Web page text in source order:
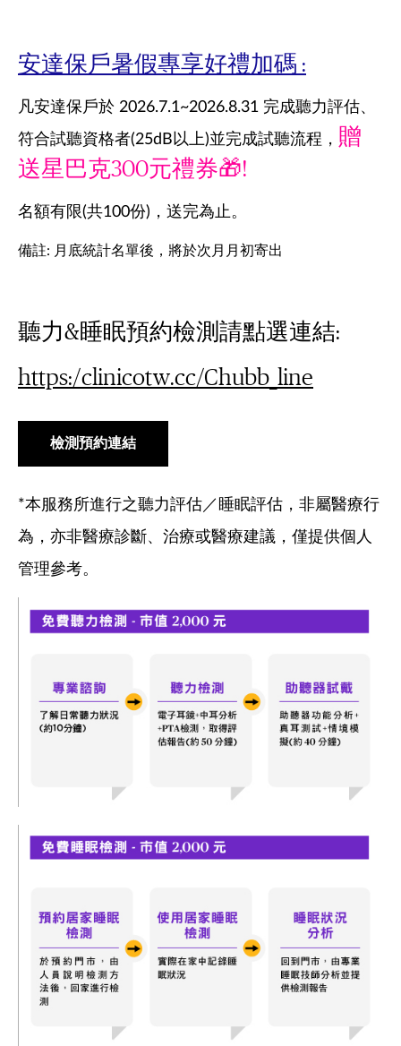
安達保戶暑假專享好禮加碼 :
凡安達保戶於 2026.7.1~2026.8.31 完成聽力評估、
符合試聽資格者(25dB以上)並完成試聽流程， 贈
送星巴克300元禮券🎁!
名額有限(共100份)，送完為止。
備註: 月底統計名單後，將於次月月初寄出
聽力&睡眠預約檢測請點選連結:
https:/clinicotw.cc/Chubb_line
檢測預約連結
*本服務所進行之聽力評估／睡眠評估，非屬醫療行
為，亦非醫療診斷、治療或醫療建議，僅提供個人
管理參考。